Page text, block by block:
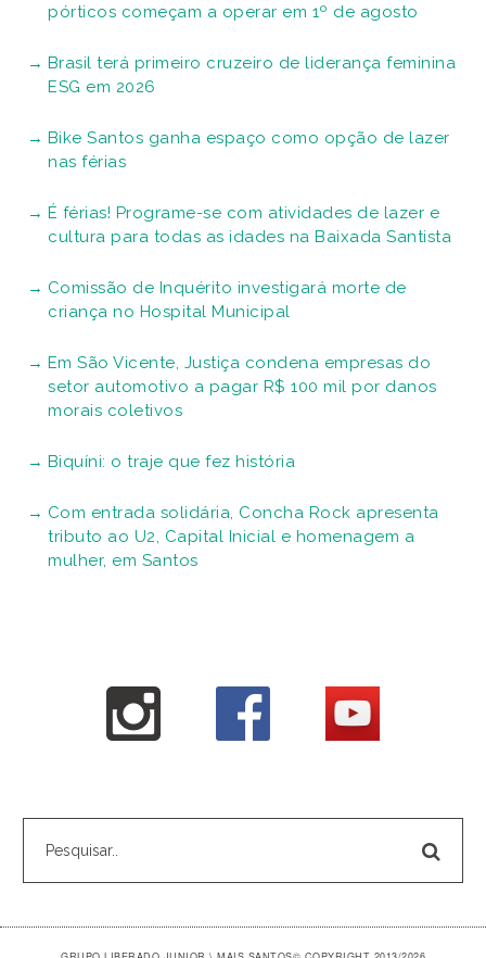
pórticos começam a operar em 1º de agosto
Brasil terá primeiro cruzeiro de liderança feminina
ESG em 2026
Bike Santos ganha espaço como opção de lazer
nas férias
É férias! Programe-se com atividades de lazer e
cultura para todas as idades na Baixada Santista
Comissão de Inquérito investigará morte de
criança no Hospital Municipal
Em São Vicente, Justiça condena empresas do
setor automotivo a pagar R$ 100 mil por danos
morais coletivos
Biquíni: o traje que fez história
Com entrada solidária, Concha Rock apresenta
tributo ao U2, Capital Inicial e homenagem a
mulher, em Santos